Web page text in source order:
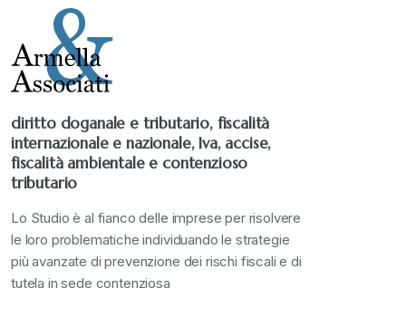
diritto doganale e tributario, fiscalità
internazionale e nazionale, Iva, accise,
fiscalità ambientale e contenzioso
tributario
Lo Studio è al fianco delle imprese per risolvere
le loro problematiche individuando le strategie
più avanzate di prevenzione dei rischi fiscali e di
tutela in sede contenziosa